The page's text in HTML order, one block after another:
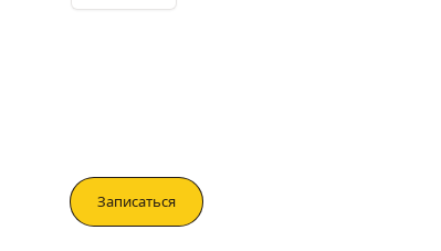
Записаться